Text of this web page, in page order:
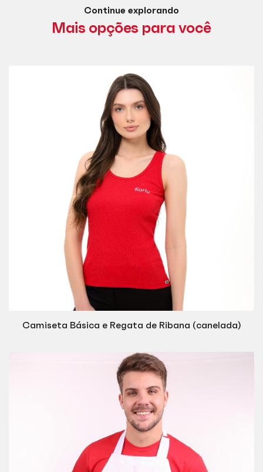
Continue explorando
Mais opções para você
Camiseta Básica e Regata de Ribana (canelada)